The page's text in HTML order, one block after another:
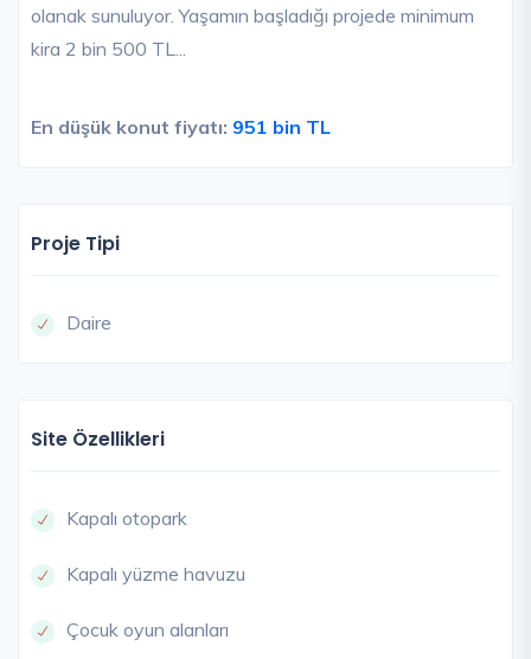
olanak sunuluyor. Yaşamın başladığı projede minimum
kira 2 bin 500 TL...
En düşük konut fiyatı: 951 bin TL
Proje Tipi
Daire
Site Özellikleri
Kapalı otopark
Kapalı yüzme havuzu
Çocuk oyun alanları